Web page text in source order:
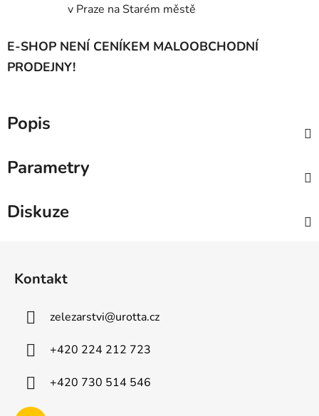
v Praze na Starém městě
E-SHOP NENÍ CENÍKEM MALOOBCHODNÍ
PRODEJNY!
Popis
Parametry
Diskuze
Kontakt
zelezarstvi@urotta.cz
+420 224 212 723
+420 730 514 546